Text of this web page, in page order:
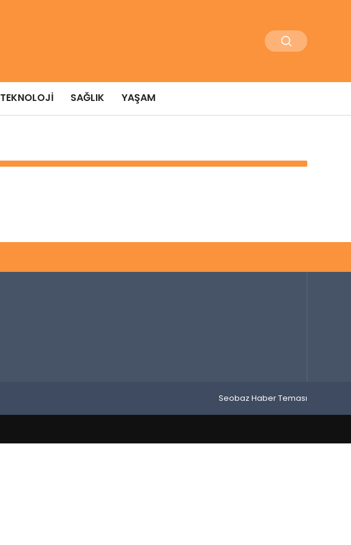
TEKNOLOJI SAĞLIK YAŞAM
Seobaz Haber Teması